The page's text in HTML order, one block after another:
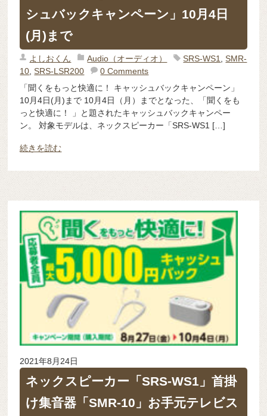
シュバックキャンペーン」10月4日
(月)まで
よしおくん Audio（オーディオ） SRS-WS1 ,SMR-
10 ,SRS-LSR200
0 Comments
「聞くをもっと快適に！ キャッシュバックキャンペーン」
10月4日(月)まで 10月4日（月）までとなった、「聞くをも
っと快適に！ 」と題されたキャッシュバックキャンペー
ン。 対象モデルは、ネックスピーカー「SRS-WS1 […]
続きを読む
2021年8月24日
ネックスピーカー「SRS-WS1」首掛
け集音器「SMR-10」お手元テレビス